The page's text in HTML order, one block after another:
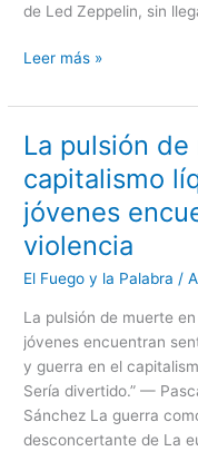
de Led Zeppelin, sin
Leer más »
La pulsión
capitalismo
jóvenes
violencia
El Fuego y la Palabra /
La pulsión de muerte
jóvenes encuentran
y guerra en el
Sería divertido.” —
Sánchez La guerra
desconcertante de La
La
pulsión
de
muerte
en
capitalismo
líquido:
por
qué
algunos
jóvenes
encuentran